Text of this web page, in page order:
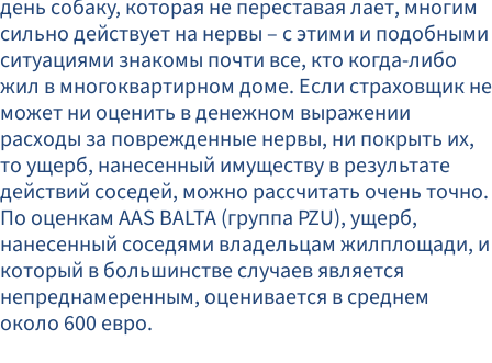
день собаку, которая не переставая лает, многим
сильно действует на нервы – с этими и подобными
ситуациями знакомы почти все, кто когда-либо
жил в многоквартирном доме. Если страховщик не
может ни оценить в денежном выражении
расходы за поврежденные нервы, ни покрыть их,
то ущерб, нанесенный имуществу в результате
действий соседей, можно рассчитать очень точно.
По оценкам AAS BALTA (группа PZU), ущерб,
нанесенный соседями владельцам жилплощади, и
который в большинстве случаев является
непреднамеренным, оценивается в среднем
около 600 евро.